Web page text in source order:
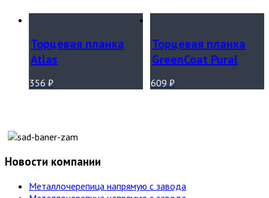
Торцевая планка
Atlas
356 ₽
Торцевая планка
GreenCoat Pural
609 ₽
Новости компании
Металлочерепица напрямую с завода